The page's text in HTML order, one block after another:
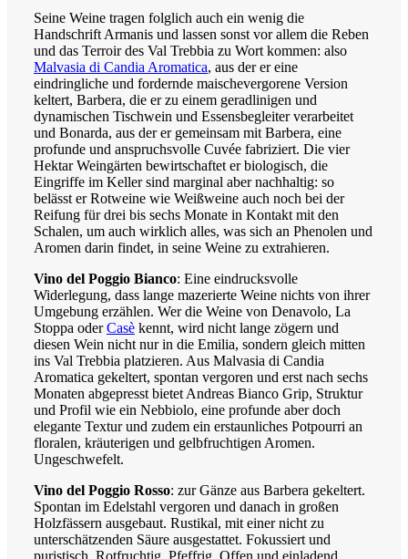
Seine Weine tragen folglich auch ein wenig die
Handschrift Armanis und lassen sonst vor allem die Reben
und das Terroir des Val Trebbia zu Wort kommen: also
Malvasia di Candia Aromatica, aus der er eine
eindringliche und fordernde maischevergorene Version
keltert, Barbera, die er zu einem geradlinigen und
dynamischen Tischwein und Essensbegleiter verarbeitet
und Bonarda, aus der er gemeinsam mit Barbera, eine
profunde und anspruchsvolle Cuvée fabriziert. Die vier
Hektar Weingärten bewirtschaftet er biologisch, die
Eingriffe im Keller sind marginal aber nachhaltig: so
belässt er Rotweine wie Weißweine auch noch bei der
Reifung für drei bis sechs Monate in Kontakt mit den
Schalen, um auch wirklich alles, was sich an Phenolen und
Aromen darin findet, in seine Weine zu extrahieren.
Vino del Poggio Bianco: Eine eindrucksvolle
Widerlegung, dass lange mazerierte Weine nichts von ihrer
Umgebung erzählen. Wer die Weine von Denavolo, La
Stoppa oderCasè kennt, wird nicht lange zögern und
diesen Wein nicht nur in die Emilia, sondern gleich mitten
ins Val Trebbia platzieren. Aus Malvasia di Candia
Aromatica gekeltert, spontan vergoren und erst nach sechs
Monaten abgepresst bietet Andreas Bianco Grip, Struktur
und Profil wie ein Nebbiolo, eine profunde aber doch
elegante Textur und zudem ein erstaunliches Potpourri an
floralen, kräuterigen und gelbfruchtigen Aromen.
Ungeschwefelt.
Vino del Poggio Rosso: zur Gänze aus Barbera gekeltert.
Spontan im Edelstahl vergoren und danach in großen
Holzfässern ausgebaut. Rustikal, mit einer nicht zu
unterschätzenden Säure ausgestattet. Fokussiert und